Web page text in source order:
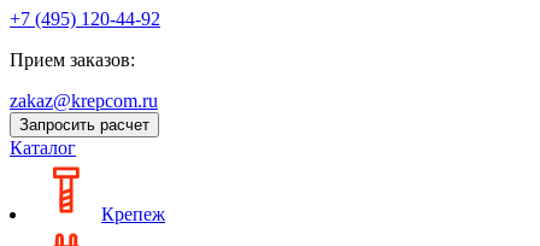
+7 (495) 120-44-92
Прием заказов:
zakaz@krepcom.ru
Запросить расчет
Каталог
Крепеж